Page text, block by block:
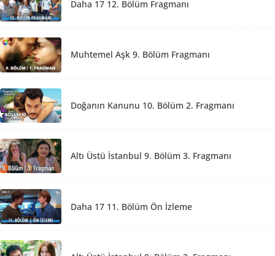
Daha 17 12. Bölüm Fragmanı
Muhtemel Aşk 9. Bölüm Fragmanı
Doğanın Kanunu 10. Bölüm 2. Fragmanı
Altı Üstü İstanbul 9. Bölüm 3. Fragmanı
Daha 17 11. Bölüm Ön İzleme